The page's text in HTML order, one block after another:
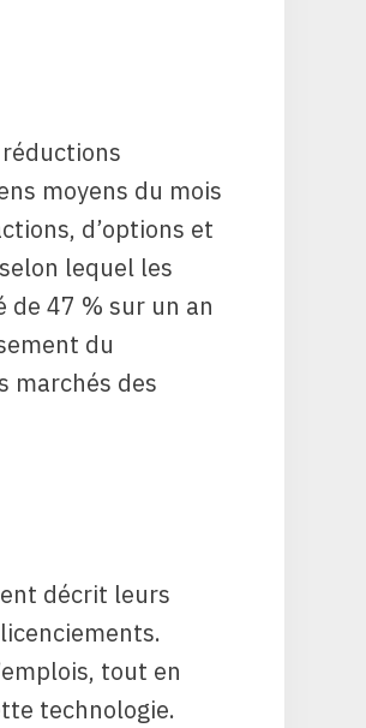
moyens du mois
d’options et
lequel les
47 % sur un an
du
marchés des
décrit leurs
tout en
technologie.